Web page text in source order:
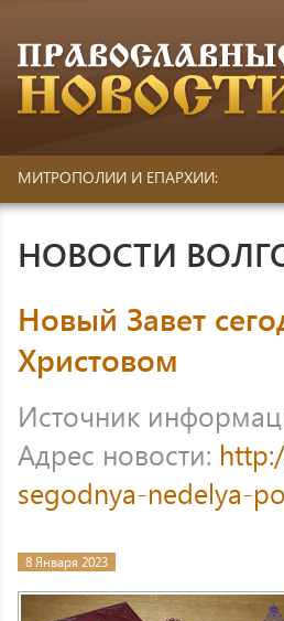
МИТРОПОЛИИ И ЕПАРХИИ:
НОВОСТИ
Новый Завет
Христовом
Источник
Адрес новости:
segodnya-nedelya-
8 Января 2023